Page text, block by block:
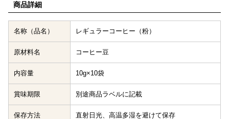
商品詳細
名称（品名） レギュラーコーヒー（粉）
原材料名 コーヒー豆
内容量 10g×10袋
賞味期限 別途商品ラベルに記載
保存方法 直射日光、高温多湿を避けて保存